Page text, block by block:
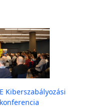
Kiberszabályozási